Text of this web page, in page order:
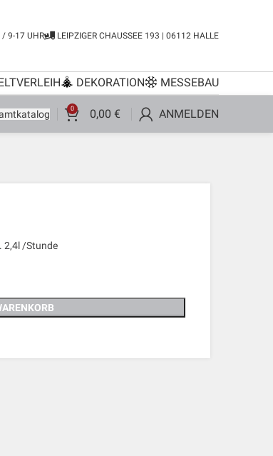
/ 9-17 UHR LEIPZIGER CHAUSSEE 193 | 06112 HALLE
DEKORATION MESSEBAU
0 0,00 € ANMELDEN
2,4l /Stunde